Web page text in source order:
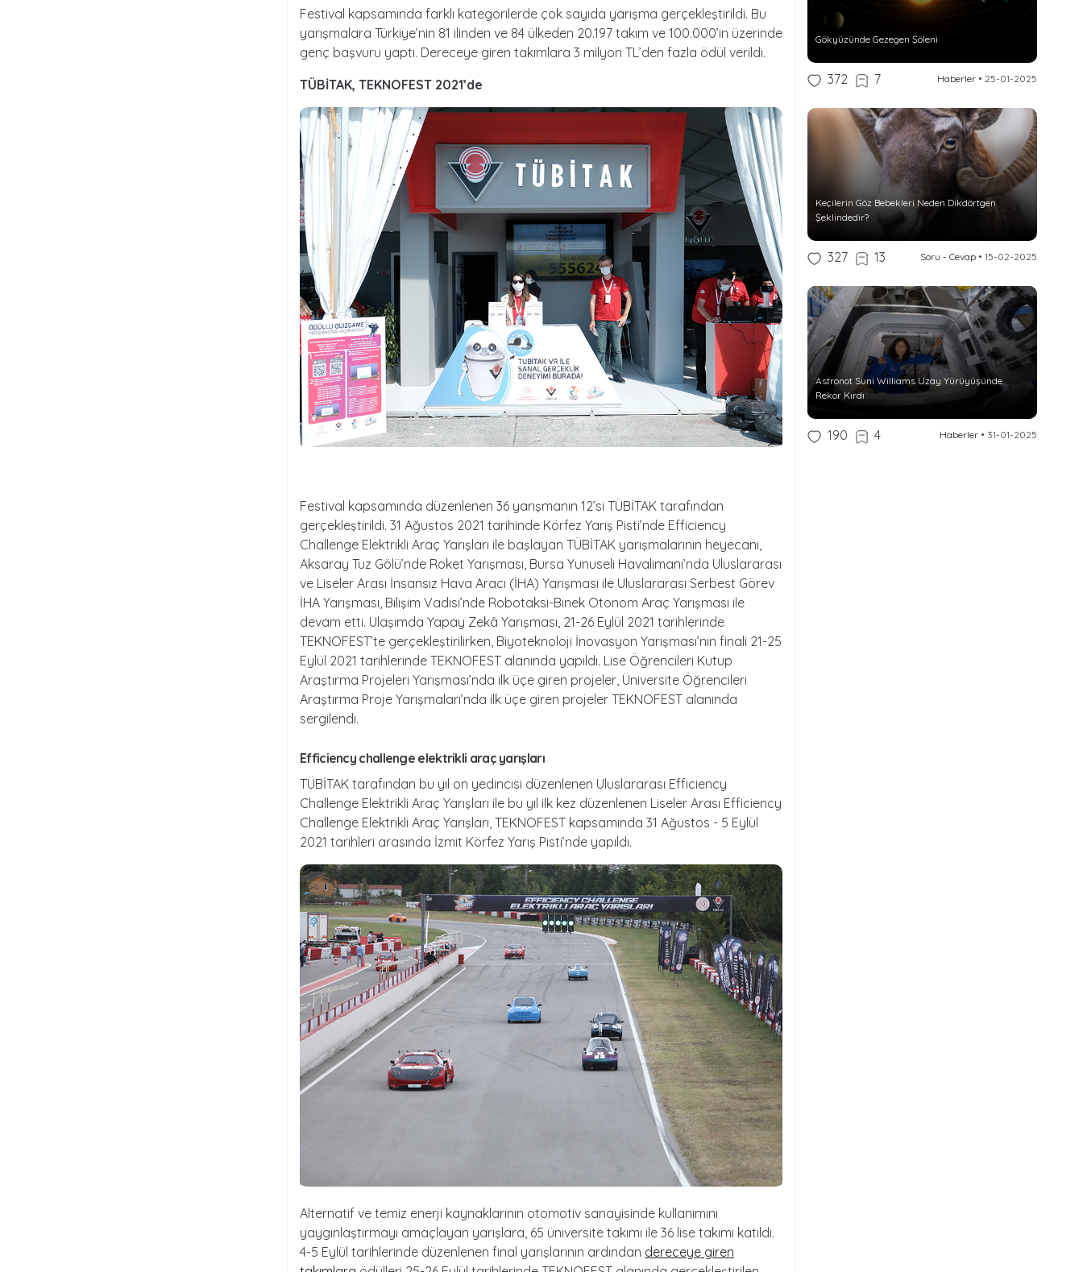
Festival kapsamında farklı kategorilerde çok sayıda yarışma gerçekleştirildi. Bu
yarışmalara Türkiye’nin 81 ilinden ve 84 ülkeden 20.197 takım ve 100.000’in üzerinde
genç başvuru yaptı. Dereceye giren takımlara 3 milyon TL’den fazla ödül verildi.
TÜBİTAK, TEKNOFEST 2021’de
Festival kapsamında düzenlenen 36 yarışmanın 12’si TÜBİTAK tarafından
gerçekleştirildi. 31 Ağustos 2021 tarihinde Körfez Yarış Pisti’nde Efficiency
Challenge Elektrikli Araç Yarışları ile başlayan TÜBİTAK yarışmalarının heyecanı,
Aksaray Tuz Gölü’nde Roket Yarışması, Bursa Yunuseli Havalimanı’nda Uluslararası
ve Liseler Arası İnsansız Hava Aracı (İHA) Yarışması ile Uluslararası Serbest Görev
İHA Yarışması, Bilişim Vadisi’nde Robotaksi-Binek Otonom Araç Yarışması ile
devam etti. Ulaşımda Yapay Zekâ Yarışması, 21-26 Eylül 2021 tarihlerinde
TEKNOFEST’te gerçekleştirilirken, Biyoteknoloji İnovasyon Yarışması’nın finali 21-25
Eylül 2021 tarihlerinde TEKNOFEST alanında yapıldı. Lise Öğrencileri Kutup
Araştırma Projeleri Yarışması’nda ilk üçe giren projeler, Üniversite Öğrencileri
Araştırma Proje Yarışmaları’nda ilk üçe giren projeler TEKNOFEST alanında
sergilendi.
efficiency challenge elektrikli araç yarışları
TÜBİTAK tarafından bu yıl on yedincisi düzenlenen Uluslararası Efficiency
Challenge Elektrikli Araç Yarışları ile bu yıl ilk kez düzenlenen Liseler Arası Efficiency
Challenge Elektrikli Araç Yarışları, TEKNOFEST kapsamında 31 Ağustos - 5 Eylül
2021 tarihleri arasında İzmit Körfez Yarış Pisti’nde yapıldı.
Alternatif ve temiz enerji kaynaklarının otomotiv sanayisinde kullanımını
yaygınlaştırmayı amaçlayan yarışlara, 65 üniversite takımı ile 36 lise takımı katıldı.
4-5 Eylül tarihlerinde düzenlenen final yarışlarının ardından dereceye giren
Gökyüzünde Gezegen Şöleni
372 7 Haberler• 25-01-2025
Keçilerin Göz Bebekleri Neden Dikdörtgen
Şeklindedir?
327 13 Soru - Cevap• 15-02-2025
Astronot Suni Williams Uzay Yürüyüşünde
Rekor Kırdı
190 4 Haberler• 31-01-2025